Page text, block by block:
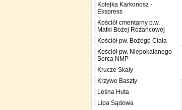
Kolejka Karkonosz -
Ekspress
Kościół cmentarny p.w.
Matki Bożej Różańcowej
Kościół pw. Bożego Ciała
Kościół pw. Niepokalanego
Serca NMP
Krucze Skały
Krzywe Baszty
Leśna Huta
Lipa Sądowa